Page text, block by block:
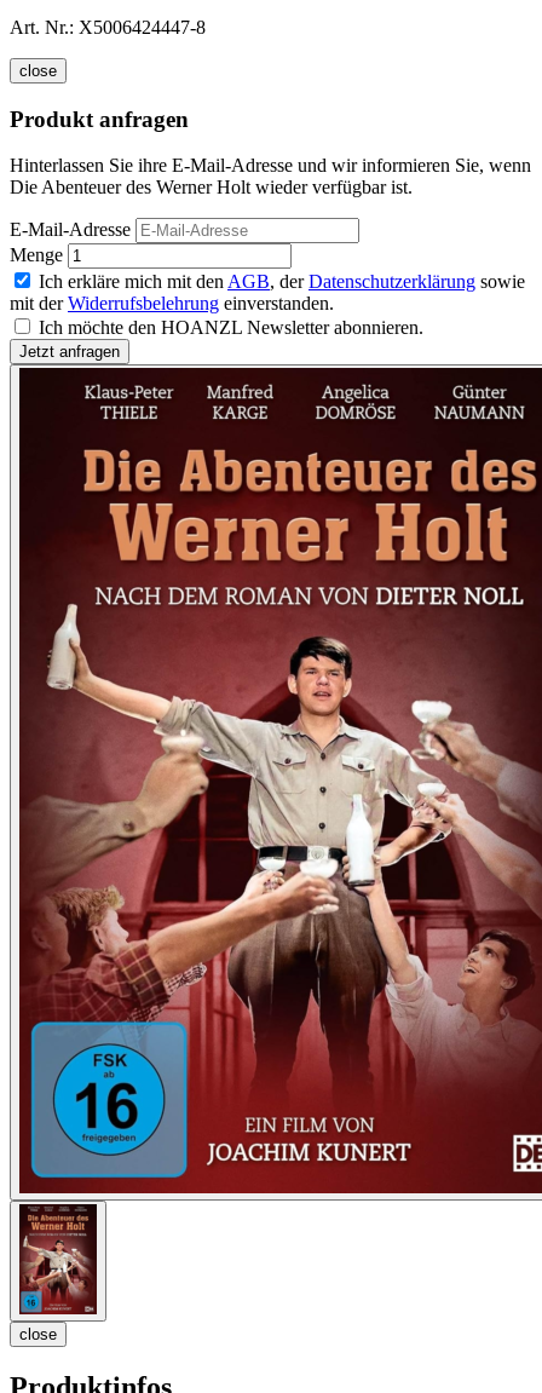
Art. Nr.: X5006424447-8
close
Produkt anfragen
Hinterlassen Sie ihre E-Mail-Adresse und wir informieren Sie, wenn
Die Abenteuer des Werner Holt wieder verfügbar ist.
E-Mail-Adresse
Menge
Ich erkläre mich mit den AGB, derDatenschutzerklärung sowie
mit derWiderrufsbelehrung einverstanden.
Ich möchte den HOANZL Newsletter abonnieren.
close